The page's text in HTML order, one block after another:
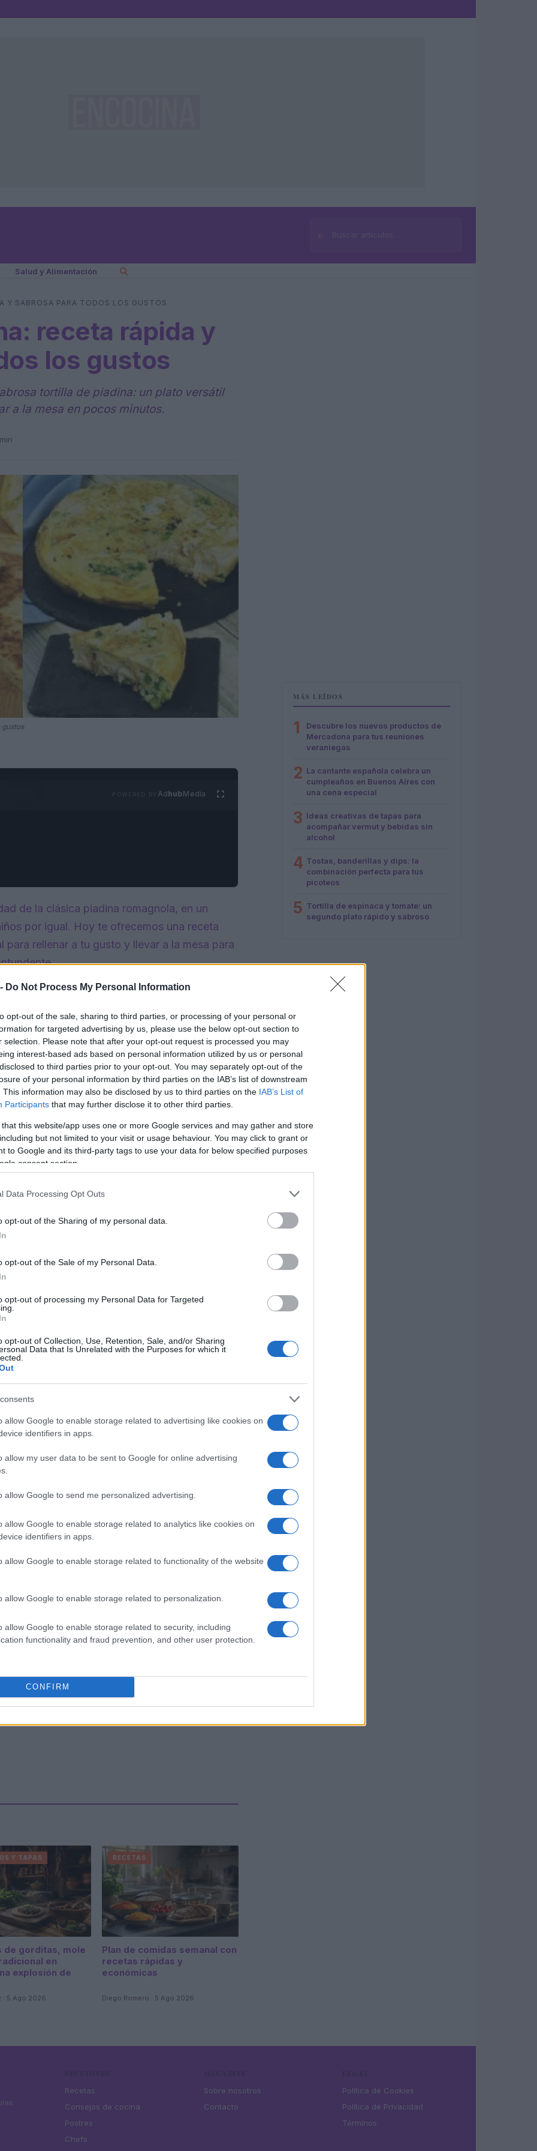
Do Not Process My Personal Information
opt-out of the sale, sharing to third parties, or processing of your personal or
for targeted advertising by us, please use the below opt-out section to
selection. Please note that after your opt-out request is processed you may
interest-based ads based on personal information utilized by us or personal
to third parties prior to your opt-out. You may separately opt-out of the
of your personal information by third parties on the IAB’s list of downstream
This information may also be disclosed by us to third parties on the IAB’s List of
Participants that may further disclose it to other third parties.
that this website/app uses one or more Google services and may gather and store
but not limited to your visit or usage behaviour. You may click to grant or
to Google and its third-party tags to use your data for below specified purposes
consent section.
Data Processing Opt Outs
opt-out of the Sharing of my personal data.
opt-out of the Sale of my Personal Data.
opt-out of processing my Personal Data for Targeted
opt-out of Collection, Use, Retention, Sale, and/or Sharing
Data that Is Unrelated with the Purposes for which it
allow Google to enable storage related to advertising like cookies on
identifiers in apps.
allow my user data to be sent to Google for online advertising
allow Google to send me personalized advertising.
allow Google to enable storage related to analytics like cookies on
identifiers in apps.
allow Google to enable storage related to functionality of the website
allow Google to enable storage related to personalization.
allow Google to enable storage related to security, including
functionality and fraud prevention, and other user protection.
CONFIRM
⌕Buscar
Salud y Alimentación
Y SABROSA PARA TODOS LOS GUSTOS
receta rápida y
los gustos
tortilla de piadina: un plato versátil
a la mesa en pocos minutos.
gustos
AdhubMedia
de la clásica piadina romagnola, en un
por igual. Hoy te ofrecemos una receta
rellenar a tu gusto y llevar a la mesa para
tenedor en un bol y sazonar con sal y pimienta.
parmesano o perejil picado para darles
diámetro de la piadina con un poco de aceite y
verter la mitad de los huevos batidos y
en el fondo, añadir la piadina y cubrirla con el
la cocción, dar la vuelta a la tortilla y dejar que
la tortilla de piadina con verduras, queso o
media luna y calentarla por ambos lados antes
Y TAPAS
de gorditas, mole
en
explosión de
· 5 Ago 2026
RECETAS
Plan de comidas semanal con
recetas rápidas y
económicas
Diego Romero · 5 Ago 2026
MÁS LEÍDOS
1
Descubre los nuevos productos de
Mercadona para tus reuniones
veraniegas
2 La cantante española celebra un
cumpleaños en Buenos Aires con
una cena especial
3 Ideas creativas de tapas para
acompañar vermut y bebidas sin
alcohol
4 Tostas, banderillas y dips: la
combinación perfecta para tus
picoteos
5 Tortilla de espinaca y tomate: un
segundo plato rápido y sabroso
Recetas
Consejos de cocina
Postres
Chefs
Sobre nosotros
Contacto
Política de Cookies
Política de Privacidad
Términos